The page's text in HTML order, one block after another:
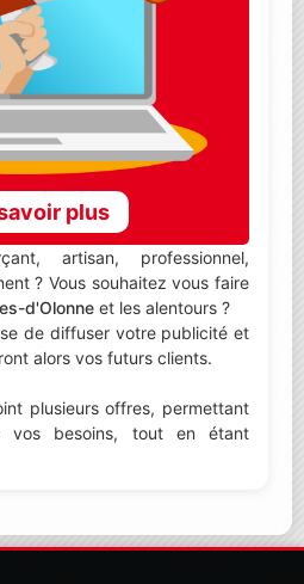
plus
artisan, professionnel,
? Vous souhaitez vous faire
d'Olonne et les alentours ?
de diffuser votre publicité et
alors vos futurs clients.
plusieurs offres, permettant
vos besoins, tout en étant